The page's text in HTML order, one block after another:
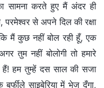
सामना करते हुए मैं अंदर ही
परमेश्वर से अपने दिल की रक्षा
मैं कुछ नहीं बोल रही हूँ, एक
तुम नहीं बोलोगी तो हमारे
हैं! हम तुम्हें दस साल की सजा
साइबेरिया में भेज दूँगा,